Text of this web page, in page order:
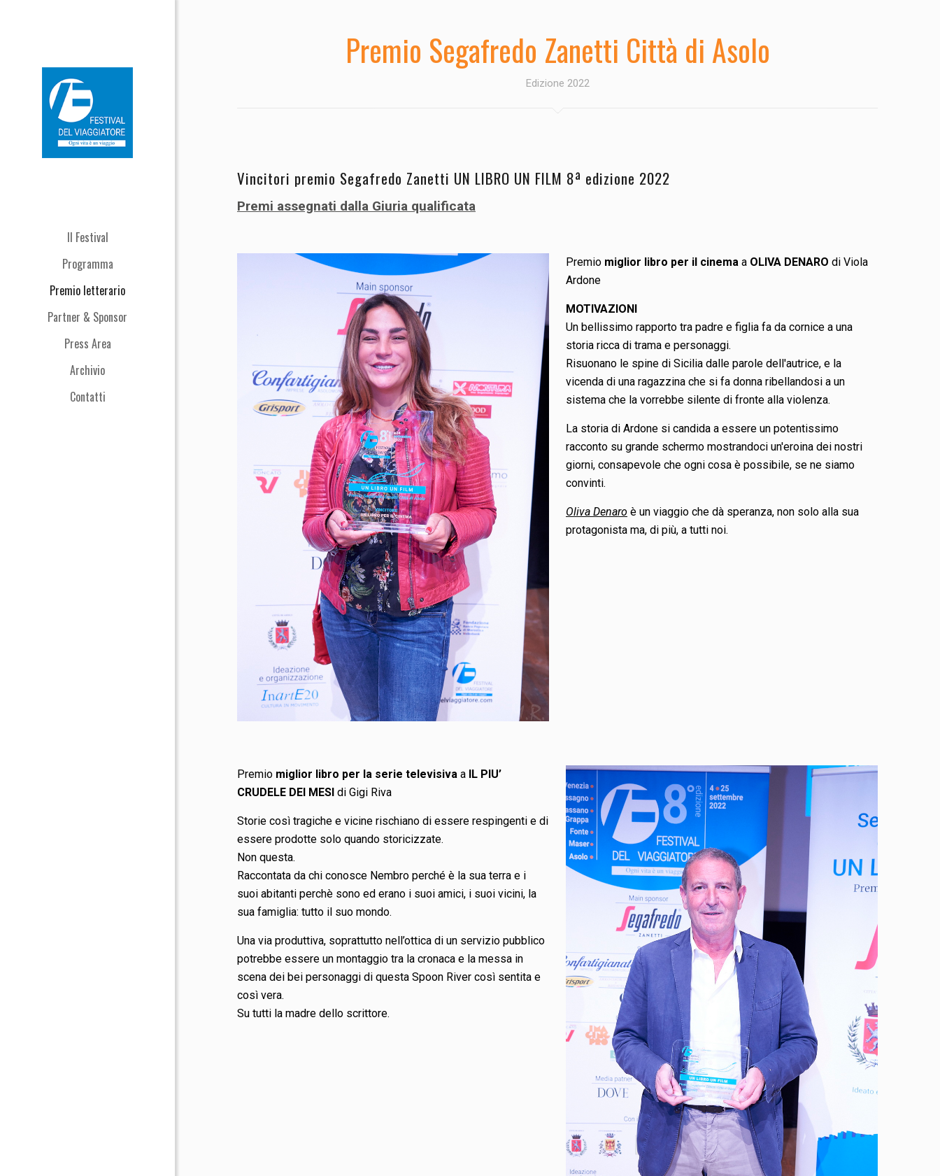
Il Festival
Programma
Premio letterario
Partner & Sponsor
Press Area
Archivio
Contatti
Premio Segafredo Zanetti Città di Asolo
Edizione 2022
Vincitori premio Segafredo Zanetti UN LIBRO UN FILM 8ª edizione 2022
Premi assegnati dalla Giuria qualificata
Premio miglior libro per il cinema a OLIVA DENARO di Viola
Ardone
MOTIVAZIONI
Un bellissimo rapporto tra padre e figlia fa da cornice a una
storia ricca di trama e personaggi.
Risuonano le spine di Sicilia dalle parole dell'autrice, e la
vicenda di una ragazzina che si fa donna ribellandosi a un
sistema che la vorrebbe silente di fronte alla violenza.
La storia di Ardone si candida a essere un potentissimo
racconto su grande schermo mostrandoci un'eroina dei nostri
giorni, consapevole che ogni cosa è possibile, se ne siamo
convinti.
Oliva Denaro è un viaggio che dà speranza, non solo alla sua
protagonista ma, di più, a tutti noi.
Premio miglior libro per la serie televisiva a IL PIU’
CRUDELE DEI MESI di Gigi Riva
Storie così tragiche e vicine rischiano di essere respingenti e di
essere prodotte solo quando storicizzate.
Non questa.
Raccontata da chi conosce Nembro perché è la sua terra e i
suoi abitanti perchè sono ed erano i suoi amici, i suoi vicini, la
sua famiglia: tutto il suo mondo.
Una via produttiva, soprattutto nell’ottica di un servizio pubblico
potrebbe essere un montaggio tra la cronaca e la messa in
scena dei bei personaggi di questa Spoon River così sentita e
così vera.
Su tutti la madre dello scrittore.